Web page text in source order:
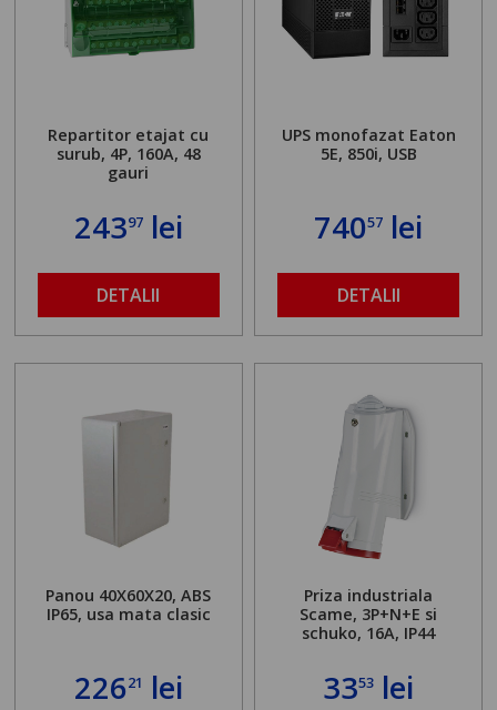
Repartitor etajat cu
surub, 4P, 160A, 48
gauri
24397lei
DETALII
UPS monofazat Eaton
5E, 850i, USB
74057 lei
DETALII
Panou 40X60X20, ABS
IP65, usa mata clasic
22621 lei
Priza industriala
Scame, 3P+N+E si
schuko, 16A, IP44
3353 lei